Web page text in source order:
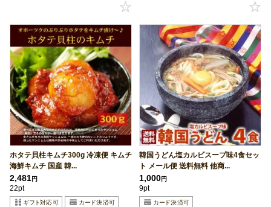
ホタテ貝柱キムチ300g 冷凍便 キムチ
海鮮キムチ 国産 韓...
2,481円
22pt
韓国うどん塩カルビスープ味4食セッ
ト メール便 送料無料 他商...
1,000円
9pt